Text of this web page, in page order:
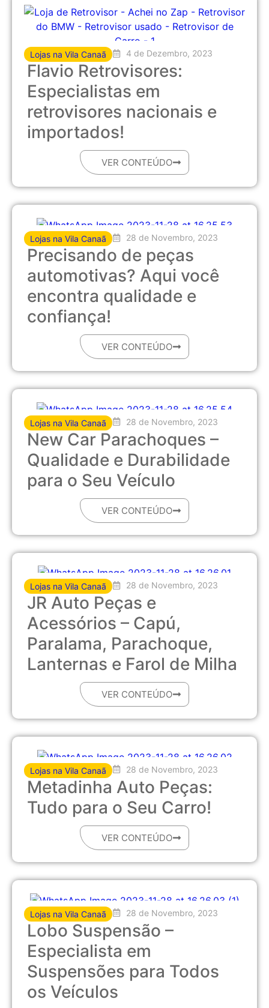
Lojas na Vila Canaã 4 de Dezembro, 2023
Flavio Retrovisores:
Especialistas em
retrovisores nacionais e
importados!
VER CONTEÚDO
Lojas na Vila Canaã 28 de Novembro, 2023
Precisando de peças
automotivas? Aqui você
encontra qualidade e
confiança!
VER CONTEÚDO
Lojas na Vila Canaã 28 de Novembro, 2023
New Car Parachoques –
Qualidade e Durabilidade
para o Seu Veículo
VER CONTEÚDO
Lojas na Vila Canaã 28 de Novembro, 2023
JR Auto Peças e
Acessórios – Capú,
Paralama, Parachoque,
Lanternas e Farol de Milha
VER CONTEÚDO
Lojas na Vila Canaã 28 de Novembro, 2023
Metadinha Auto Peças:
Tudo para o Seu Carro!
VER CONTEÚDO
Lojas na Vila Canaã 28 de Novembro, 2023
Lobo Suspensão –
Especialista em
Suspensões para Todos
os Veículos